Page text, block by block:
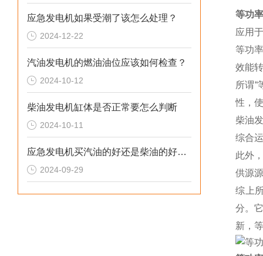
应急发电机如果受潮了该怎么处理？
2024-12-22
汽油发电机的燃油油位应该如何检查？
2024-10-12
柴油发电机缸体是否正常要怎么判断
2024-10-11
应急发电机买汽油的好还是柴油的好呢？
2024-09-29
等功
应用
等功
效能
所谓“
性，
柴油
综合
此外
供源
综上
分。
新，